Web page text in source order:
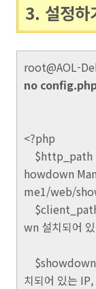
3. 설정하
root@AOL-
no
<?php
$http_path
howdown
me1/web/
wn 설치되어
치되어 있는